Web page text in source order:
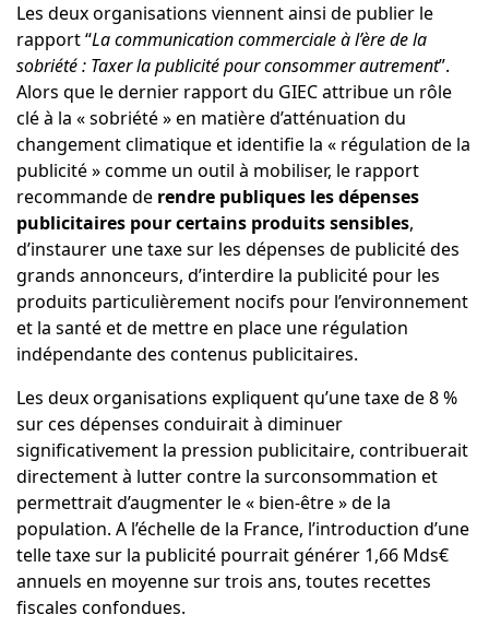
Les deux organisations viennent ainsi de publier le
rapport “La communication commerciale à l’ère de la
sobriété : Taxer la publicité pour consommer autrement”.
Alors que le dernier rapport du GIEC attribue un rôle
clé à la « sobriété » en matière d’atténuation du
changement climatique et identifie la « régulation de la
publicité » comme un outil à mobiliser, le rapport
recommande de rendre publiques les dépenses
publicitaires pour certains produits sensibles,
d’instaurer une taxe sur les dépenses de publicité des
grands annonceurs, d’interdire la publicité pour les
produits particulièrement nocifs pour l’environnement
et la santé et de mettre en place une régulation
indépendante des contenus publicitaires.
Les deux organisations expliquent qu’une taxe de 8 %
sur ces dépenses conduirait à diminuer
significativement la pression publicitaire, contribuerait
directement à lutter contre la surconsommation et
permettrait d’augmenter le « bien-être » de la
population. A l’échelle de la France, l’introduction d’une
telle taxe sur la publicité pourrait générer 1,66 Mds€
annuels en moyenne sur trois ans, toutes recettes
fiscales confondues.